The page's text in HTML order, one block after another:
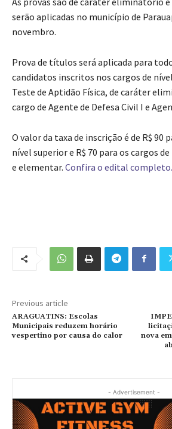
serão aplicadas no município de
novembro.
Prova de títulos será aplicada para
candidatos inscritos nos cargos de
Teste de Aptidão Física, de caráter
cargo de Agente de Defesa Civil I e
O valor da taxa de inscrição é de R$ 90
nível superior e R$ 70 para os cargos
e elementar. Confira o edital completo.
Previous article
ARAGUATINS: Escolas
Municipais reduzem horário
vespertino por causa do calor
nova
- Advertisement -